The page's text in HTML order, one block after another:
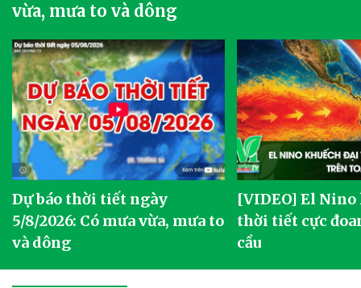
vừa, mưa to và dông
Dự báo thời tiết ngày
5/8/2026: Có mưa vừa, mưa to
và dông
[VIDEO] El
thời tiết cực
cầu